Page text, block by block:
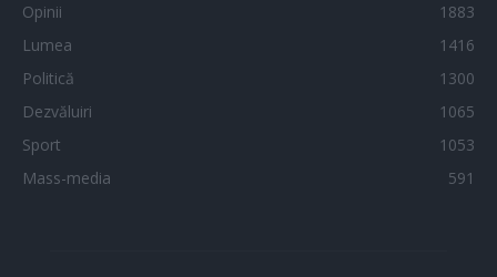
Opinii
1883
Lumea
1416
Politică
1300
Dezvăluiri
1065
Sport
1053
Mass-media
591